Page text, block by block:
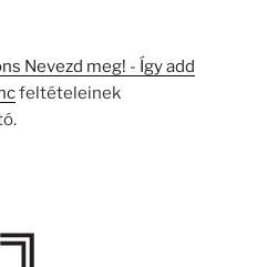
Nevezd meg! - Így add
feltételeinek